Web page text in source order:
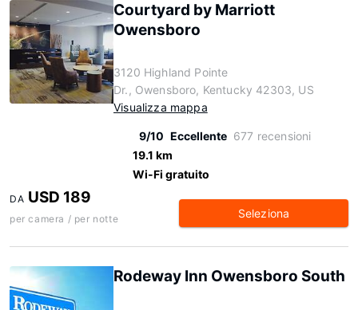
Courtyard by Marriott
Owensboro
3120 Highland Pointe
Dr., Owensboro, Kentucky 42303, US
Visualizza mappa
9/10 Eccellente 677 recensioni
19.1 km
Wi-Fi gratuito
DA USD 189
per camera / per notte Seleziona
Rodeway Inn Owensboro South